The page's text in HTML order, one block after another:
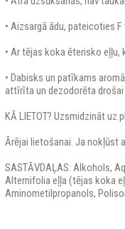
• Aizsargā ādu, pateicoties
• Ar tējas koka ēterisko
• Dabisks un patīkams
attīrīta un dezodorēta drošai
KĀ LIETOT? Uzsmidzināt
Ārējai lietošanai. Ja nokļūst
SASTĀVDAĻAS: Alkohols,
Alternifolia eļļa (tējas koka
Aminometilpropanols,